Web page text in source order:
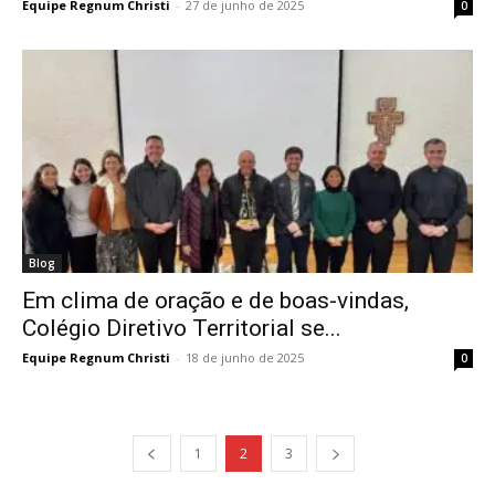
Equipe Regnum Christi - 27 de junho de 2025 0
Blog
Em clima de oração e de boas-vindas,
Colégio Diretivo Territorial se...
Equipe Regnum Christi - 18 de junho de 2025 0
1 2 3